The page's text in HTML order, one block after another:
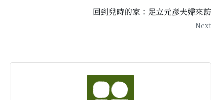
回到兒時的家：足立元彥夫婦來訪
Next